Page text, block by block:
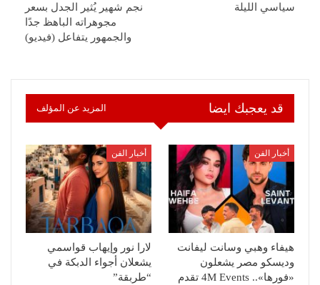
سياسي الليلة
نجم شهير يُثير الجدل بسعر
مجوهراته الباهظ جدًا
والجمهور يتفاعل (فيديو)
قد يعجبك ايضا المزيد عن المؤلف
أخبار الفن
هيفاء وهبي وسانت ليفانت
وديسكو مصر يشعلون
«فورها».. 4M Events تقدم
أخبار الفن
لارا نور وإيهاب قواسمي
يشعلان أجواء الدبكة في
“طربقة”